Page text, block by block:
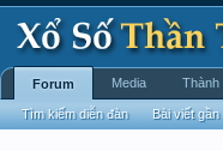
Forum
Tìm kiếm diễn đàn Bài viết gần
Media Thành